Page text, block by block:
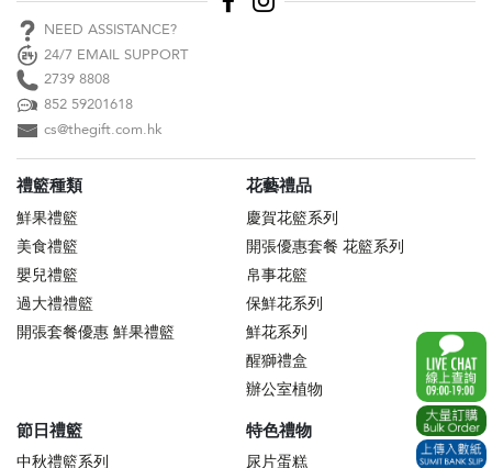
NEED ASSISTANCE?
24/7 EMAIL SUPPORT
2739 8808
852 59201618
cs@thegift.com.hk
禮籃種類
鮮果禮籃
美食禮籃
嬰兒禮籃
過大禮禮籃
開張套餐優惠 鮮果禮籃
花藝禮品
慶賀花籃系列
開張優惠套餐 花籃系列
帛事花籃
保鮮花系列
鮮花系列
醒獅禮盒
辦公室植物
節日禮籃
中秋禮籃系列
特色禮物
尿片蛋糕